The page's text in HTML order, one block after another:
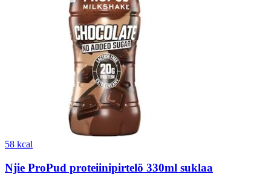
58 kcal
Njie ProPud proteiinipirtelö 330ml suklaa